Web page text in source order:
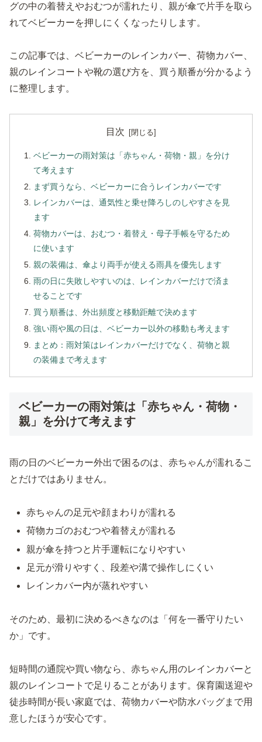
グの中の着替えやおむつが濡れたり、親が傘で片手を取ら
れてベビーカーを押しにくくなったりします。
この記事では、ベビーカーのレインカバー、荷物カバー、
親のレインコートや靴の選び方を、買う順番が分かるよう
に整理します。
目次
ベビーカーの雨対策は「赤ちゃん・荷物・親」を分け
て考えます
まず買うなら、ベビーカーに合うレインカバーです
レインカバーは、通気性と乗せ降ろしのしやすさを見
ます
荷物カバーは、おむつ・着替え・母子手帳を守るため
に使います
親の装備は、傘より両手が使える雨具を優先します
雨の日に失敗しやすいのは、レインカバーだけで済ま
せることです
買う順番は、外出頻度と移動距離で決めます
強い雨や風の日は、ベビーカー以外の移動も考えます
まとめ：雨対策はレインカバーだけでなく、荷物と親
の装備まで考えます
ベビーカーの雨対策は「赤ちゃん・荷物・
親」を分けて考えます
雨の日のベビーカー外出で困るのは、赤ちゃんが濡れるこ
とだけではありません。
赤ちゃんの足元や顔まわりが濡れる
荷物カゴのおむつや着替えが濡れる
親が傘を持つと片手運転になりやすい
足元が滑りやすく、段差や溝で操作しにくい
レインカバー内が蒸れやすい
そのため、最初に決めるべきなのは「何を一番守りたい
か」です。
短時間の通院や買い物なら、赤ちゃん用のレインカバーと
親のレインコートで足りることがあります。保育園送迎や
徒歩時間が長い家庭では、荷物カバーや防水バッグまで用
意したほうが安心です。